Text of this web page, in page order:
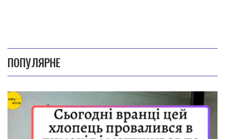
ПОПУЛЯРНЕ